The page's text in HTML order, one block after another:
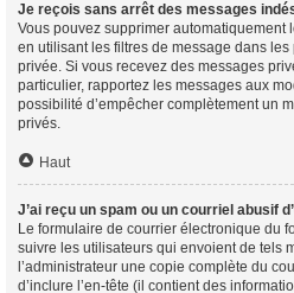
Je reçois sans arrêt des messages
Vous pouvez supprimer automatiquement
en utilisant les filtres de message dans
privée. Si vous recevez des messages
particulier, rapportez les messages aux
possibilité d’empêcher complètement un
privés.
Haut
J’ai reçu un spam ou un courriel abusif
Le formulaire de courrier électronique du
suivre les utilisateurs qui envoient de tels
l’administrateur une copie complète du
d’inclure l’en-tête (il contient des